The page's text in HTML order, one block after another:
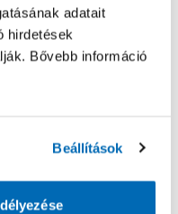
adatait
hirdetések
Bővebb információ
Beállítások